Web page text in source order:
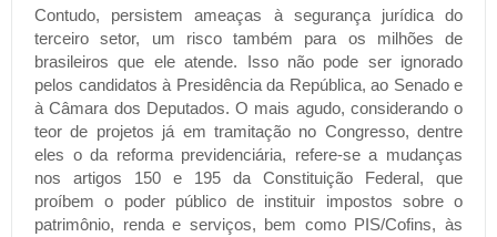
Contudo, persistem ameaças à segurança jurídica do
terceiro setor, um risco também para os milhões de
brasileiros que ele atende. Isso não pode ser ignorado
pelos candidatos à Presidência da República, ao Senado e
à Câmara dos Deputados. O mais agudo, considerando o
teor de projetos já em tramitação no Congresso, dentre
eles o da reforma previdenciária, refere-se a mudanças
nos artigos 150 e 195 da Constituição Federal, que
proíbem o poder público de instituir impostos sobre o
patrimônio, renda e serviços, bem como PIS/Cofins, às